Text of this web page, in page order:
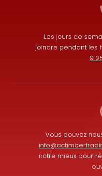
Les jours de
joindre pendant les
9
Vous pouvez
notre mieux pour